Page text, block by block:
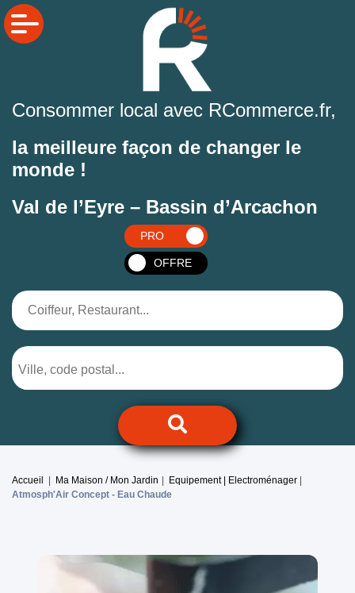
Consommer local avec RCommerce.fr,
la meilleure façon de changer le
monde !
Val de l’Eyre – Bassin d’Arcachon
PRO
OFFRE
Accueil Ma Maison / Mon Jardin
Equipement | Electroménager
Atmosph'Air Concept - Eau Chaude